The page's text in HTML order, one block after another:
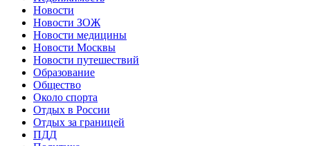
Новости
Новости ЗОЖ
Новости медицины
Новости Москвы
Новости путешествий
Образование
Общество
Около спорта
Отдых в России
Отдых за границей
ПДД